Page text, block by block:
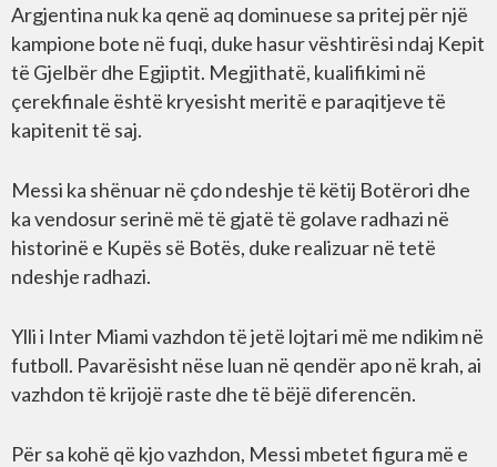
Argjentina nuk ka qenë aq dominuese sa pritej për një
kampione bote në fuqi, duke hasur vështirësi ndaj Kepit
të Gjelbër dhe Egjiptit. Megjithatë, kualifikimi në
çerekfinale është kryesisht meritë e paraqitjeve të
kapitenit të saj.
Messi ka shënuar në çdo ndeshje të këtij Botërori dhe
ka vendosur serinë më të gjatë të golave radhazi në
historinë e Kupës së Botës, duke realizuar në tetë
ndeshje radhazi.
Ylli i Inter Miami vazhdon të jetë lojtari më me ndikim në
futboll. Pavarësisht nëse luan në qendër apo në krah, ai
vazhdon të krijojë raste dhe të bëjë diferencën.
Për sa kohë që kjo vazhdon, Messi mbetet figura më e